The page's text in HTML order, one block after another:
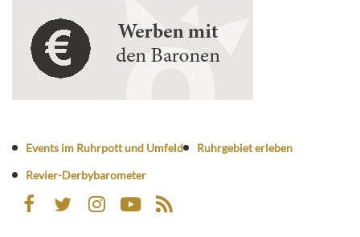
Events im Ruhrpott und Umfeld
Ruhrgebiet erleben
Revier-Derbybarometer